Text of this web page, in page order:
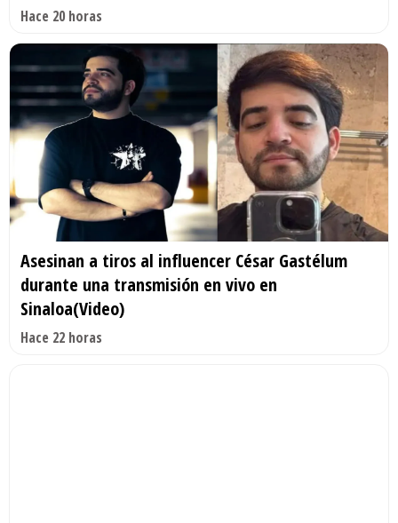
Hace 20 horas
Asesinan a tiros al influencer César Gastélum
durante una transmisión en vivo en
Sinaloa(Video)
Hace 22 horas